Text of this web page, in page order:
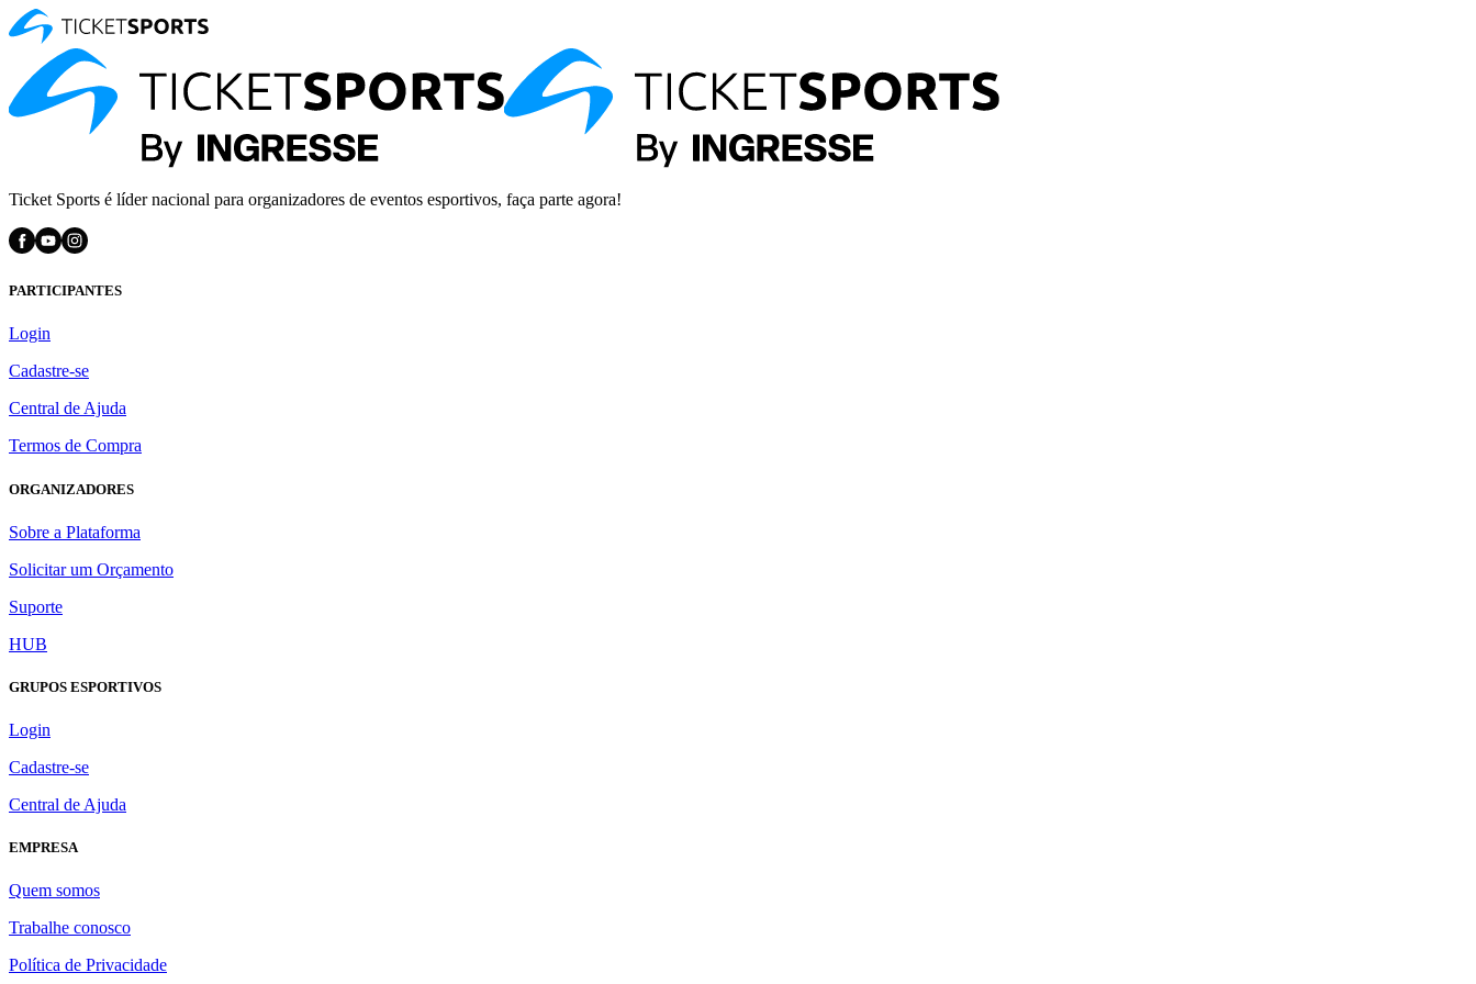
Ticket Sports é líder nacional para organizadores de eventos esportivos, faça parte agora!
PARTICIPANTES
Login
Cadastre-se
Central de Ajuda
Termos de Compra
ORGANIZADORES
Sobre a Plataforma
Solicitar um Orçamento
Suporte
HUB
GRUPOS ESPORTIVOS
Login
Cadastre-se
Central de Ajuda
EMPRESA
Quem somos
Trabalhe conosco
Política de Privacidade